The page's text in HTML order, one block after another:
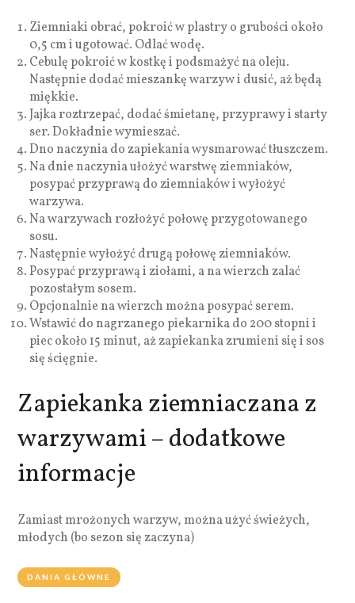
Ziemniaki obrać, pokroić w plastry o grubości około
0,5 cm i ugotować. Odlać wodę.
Cebulę pokroić w kostkę i podsmażyć na oleju.
Następnie dodać mieszankę warzyw i dusić, aż będą
miękkie.
Jajka roztrzepać, dodać śmietanę, przyprawy i starty
ser. Dokładnie wymieszać.
Dno naczynia do zapiekania wysmarować tłuszczem.
Na dnie naczynia ułożyć warstwę ziemniaków,
posypać przyprawą do ziemniaków i wyłożyć
warzywa.
Na warzywach rozłożyć połowę przygotowanego
sosu.
Następnie wyłożyć drugą połowę ziemniaków.
Posypać przyprawą i ziołami, a na wierzch zalać
pozostałym sosem.
Opcjonalnie na wierzch można posypać serem.
Wstawić do nagrzanego piekarnika do 200 stopni i
piec około 15 minut, aż zapiekanka zrumieni się i sos
się ścięgnie.
Zapiekanka ziemniaczana z
warzywami – dodatkowe
informacje
Zamiast mrożonych warzyw, można użyć świeżych,
młodych (bo sezon się zaczyna)
DANIA GŁÓWNE